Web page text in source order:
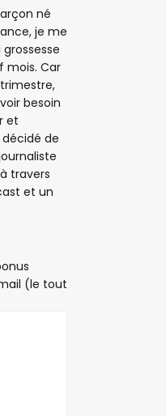
né
je me
mois. Car
besoin
et
décidé de
travers
et un
(le tout